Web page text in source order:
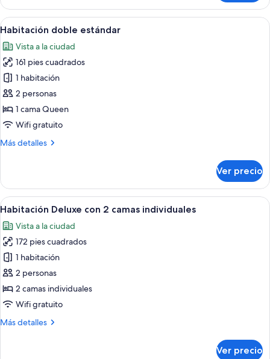
doble
estándar
Abrir
todas
las
fotos
de
Habitación
doble
estándar
Habitación de hotel con cama,
5
Habitación doble estándar
Vista a la ciudad
161 pies cuadrados
1 habitación
2 personas
1 cama Queen
Wifi gratuito
Más detalles
Más
doble
estándar
Ver precio
Abrir
todas
las
fotos
de
Habitación
Deluxe
con
camas
Habitación de hotel con una cama
5
Habitación Deluxe con 2 camas individuales
Vista a la ciudad
172 pies cuadrados
1 habitación
2 personas
2 camas individuales
Wifi gratuito
Más detalles
Más
Ver precio